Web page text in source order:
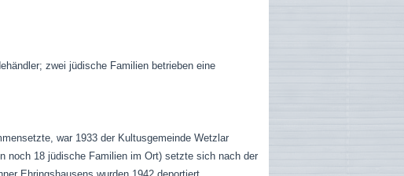
zwei jüdische Familien betrieben eine
war 1933 der Kultusgemeinde Wetzlar
noch 18 jüdische Familien im Ort) setzte sich nach der